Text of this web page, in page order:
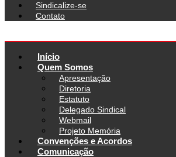
Sindicalize-se
Contato
Início
Quem Somos
Apresentação
Diretoria
Estatuto
Delegado Sindical
Webmail
Projeto Memória
Convenções e Acordos
Comunicação